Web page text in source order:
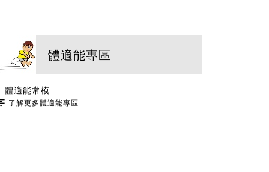
體適能專區
體適能常模
了解更多體適能專區